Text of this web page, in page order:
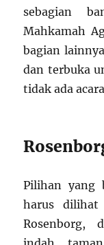
sebagian
Mahkamah
bagian
dan terbuka
tidak ada
Pilihan yang
harus dilihat
Rosenborg,